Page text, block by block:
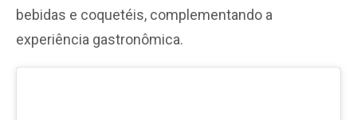
bebidas e coquetéis, complementando a
experiência gastronômica.